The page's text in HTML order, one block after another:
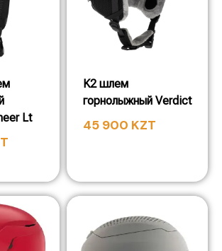
Lt
K2 шлем
горнолыжный Verdict
45 900 KZT